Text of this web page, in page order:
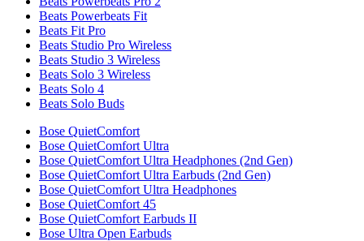
Beats Powerbeats Fit
Beats Fit Pro
Beats Studio Pro Wireless
Beats Studio 3 Wireless
Beats Solo 3 Wireless
Beats Solo 4
Beats Solo Buds
Bose QuietComfort
Bose QuietComfort Ultra
Bose QuietComfort Ultra Headphones (2nd Gen)
Bose QuietComfort Ultra Earbuds (2nd Gen)
Bose QuietComfort Ultra Headphones
Bose QuietComfort 45
Bose QuietComfort Earbuds II
Bose Ultra Open Earbuds